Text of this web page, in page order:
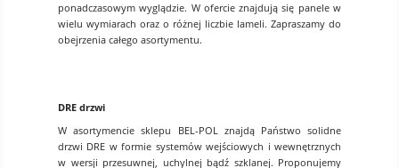
ponadczasowym wyglądzie. W ofercie znajdują się panele w
wielu wymiarach oraz o różnej liczbie lameli. Zapraszamy do
obejrzenia całego asortymentu.
DRE drzwi
W asortymencie sklepu BEL-POL znajdą Państwo solidne
drzwi DRE w formie systemów wejściowych i wewnętrznych
w wersji przesuwnej, uchylnej bądź szklanej. Proponujemy